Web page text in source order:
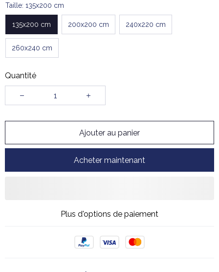
Taille: 135x200 cm
135x200 cm 200x200 cm 240x220 cm
260x240 cm
Quantité
Ajouter au panier
Acheter maintenant
Plus d'options de paiement